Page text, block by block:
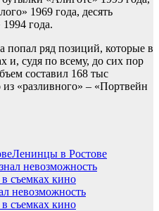
1969 года, десять
года.
попал ряд позиций, которые в
и, судя по всему, до сих пор
составил 168 тыс
«разливного» – «Портвейн
Ленинцы в Ростове
невозможность
съемках кино